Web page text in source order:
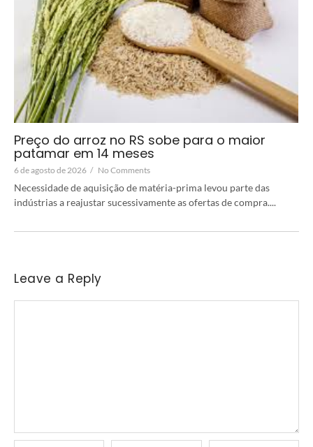
Preço do arroz no RS sobe para o maior
patamar em 14 meses
6 de agosto de 2026 / No Comments
Necessidade de aquisição de matéria-prima levou parte das
indústrias a reajustar sucessivamente as ofertas de compra....
Leave a Reply